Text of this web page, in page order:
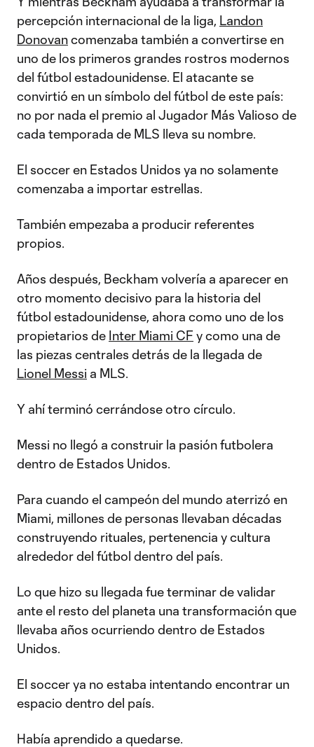
percepción internacional de la liga, Landon
Donovancomenzaba también a convertirse en
uno de los primeros grandes rostros modernos
del fútbol estadounidense. El atacante se
convirtió en un símbolo del fútbol de este país:
no por nada el premio al Jugador Más Valioso de
cada temporada de MLS lleva su nombre.
El soccer en Estados Unidos ya no solamente
comenzaba a importar estrellas.
También empezaba a producir referentes
propios.
Años después, Beckham volvería a aparecer en
otro momento decisivo para la historia del
fútbol estadounidense, ahora como uno de los
propietarios de Inter Miami CF y como una de
las piezas centrales detrás de la llegada de
Lionel Messi a MLS.
Y ahí terminó cerrándose otro círculo.
Messi no llegó a construir la pasión futbolera
dentro de Estados Unidos.
Para cuando el campeón del mundo aterrizó en
Miami, millones de personas llevaban décadas
construyendo rituales, pertenencia y cultura
alrededor del fútbol dentro del país.
Lo que hizo su llegada fue terminar de validar
ante el resto del planeta una transformación que
llevaba años ocurriendo dentro de Estados
Unidos.
El soccer ya no estaba intentando encontrar un
espacio dentro del país.
Había aprendido a quedarse.